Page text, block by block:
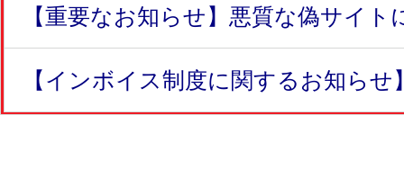
【重要なお知らせ】悪質な偽サイト
【インボイス制度に関するお知らせ